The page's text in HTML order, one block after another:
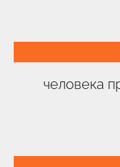
человека